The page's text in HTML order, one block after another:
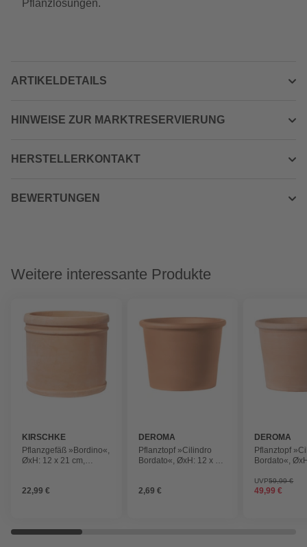
Pflanzlösungen.
ARTIKELDETAILS
HINWEISE ZUR MARKTRESERVIERUNG
HERSTELLERKONTAKT
BEWERTUNGEN
Weitere interessante Produkte
KIRSCHKE
Pflanzgefäß »Bordino«,
ØxH: 12 x 21 cm,
22,99 €
DEROMA
Pflanztopf »Cilindro
Bordato«, ØxH: 12 x 9,1
2,69 €
DEROMA
Pflanztopf
Bordato«,
UVP59,99 €
49,99 €